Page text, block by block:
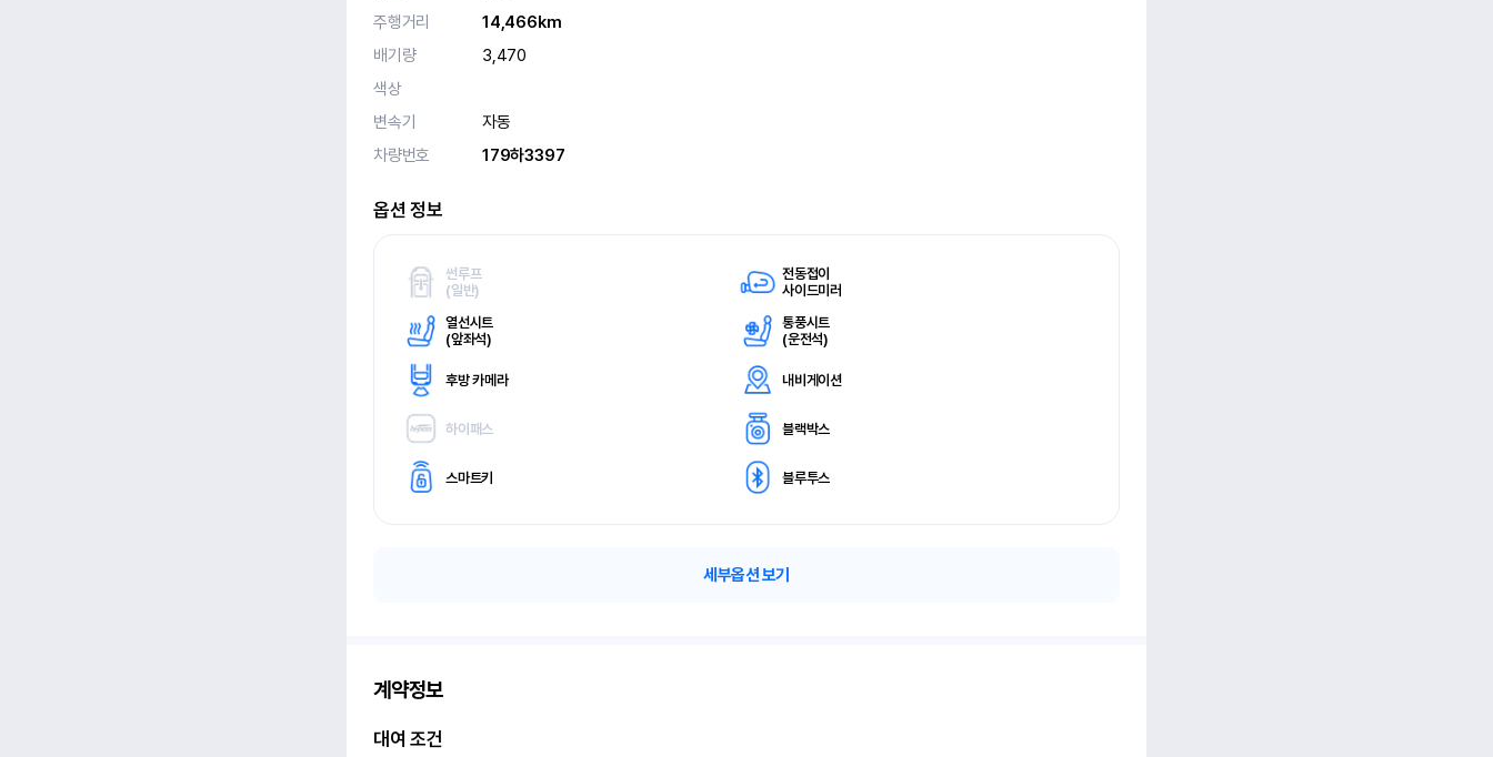
주행거리
14,466km
배기량
3,470
색상
변속기
자동
차량번호
179하3397
옵션 정보
썬루프
(일반)
전동접이
사이드미러
열선시트
(앞좌석)
통풍시트
(운전석)
후방 카메라 내비게이션
하이패스 블랙박스
스마트키 블루투스
세부옵션 보기
계약정보
대여 조건